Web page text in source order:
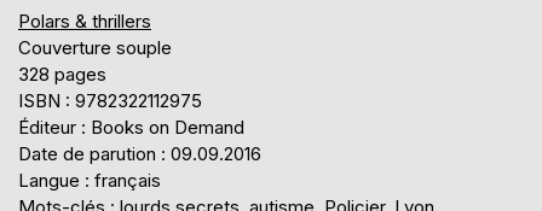
Polars & thrillers
Couverture souple
328 pages
ISBN : 9782322112975
Éditeur : Books on Demand
Date de parution : 09.09.2016
Langue : français